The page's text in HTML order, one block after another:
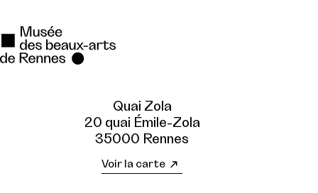
Quai Zola
20 quai Émile-Zola
35000 Rennes
Voir la carte